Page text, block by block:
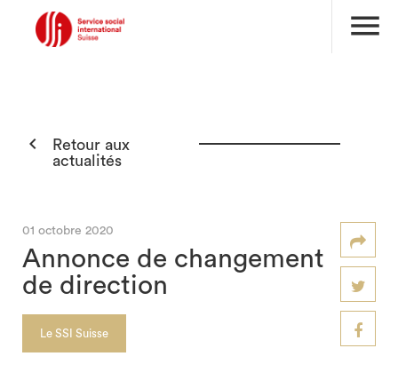
menu

Retour aux
actualités
01 octobre 2020
Annonce de changement
de direction
Le SSI Suisse